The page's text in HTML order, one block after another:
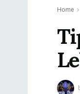
Home